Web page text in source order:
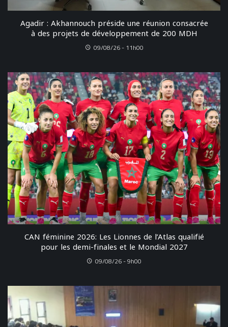
Agadir : Akhannouch préside une réunion consacrée
à des projets de développement de 200 MDH
09/08/26 - 11h00
CAN féminine 2026: Les Lionnes de l’Atlas qualifié
pour les demi-finales et le Mondial 2027
09/08/26 - 9h00